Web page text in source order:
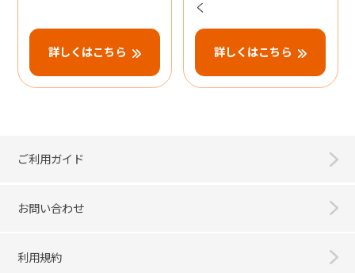
詳しくはこちら
く
詳しくはこちら
ご利用ガイド
お問い合わせ
利用規約